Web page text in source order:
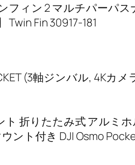
フィン 2 マルチパーパ
Fin 30917-181
(3軸ジンバル, 4Kカメ
折りたたみ式 アルミ
ント付き DJI Osmo